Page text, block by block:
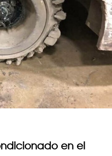
en el